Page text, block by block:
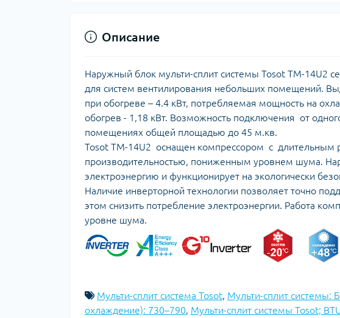
Описание
Наружный блок мульти-сплит системы Tosot TM-14U2
для систем вентилирования небольших помещений.
при обогреве – 4.4 кВт, потребляемая мощность на
обогрев - 1,18 кВт. Возможность подключения от
помещениях общей площадью до 45 м.кв.
Tosot TM-14U2 оснащен компрессором c длительным
производительностью, пониженным уровнем шума.
электроэнергию и функционирует на экологически
Наличие инверторной технологии позволяет точно
этом снизить потребление электроэнергии. Работа
уровне шума.
Мульти-сплит система Tosot, Мульти-сплит системы:
охлаждение): 730–790, Мульти-сплит системы Tosot;